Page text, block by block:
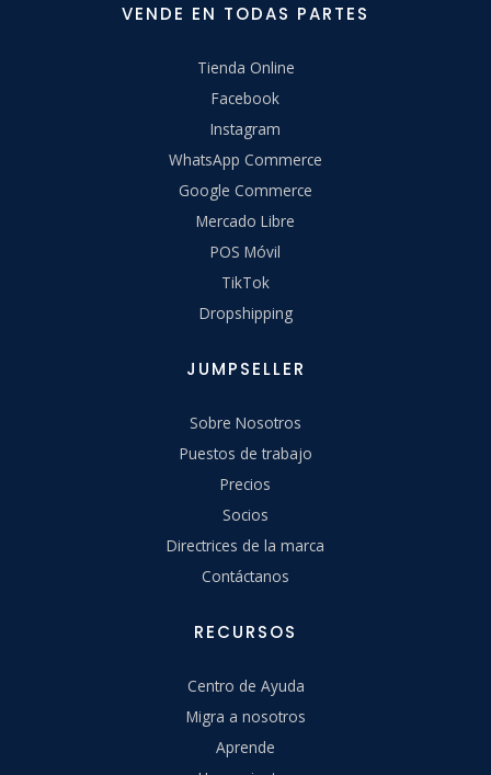
VENDE EN TODAS PARTES
Tienda Online
Facebook
Instagram
WhatsApp Commerce
Google Commerce
Mercado Libre
POS Móvil
TikTok
Dropshipping
JUMPSELLER
Sobre Nosotros
Puestos de trabajo
Precios
Socios
Directrices de la marca
Contáctanos
RECURSOS
Centro de Ayuda
Migra a nosotros
Aprende